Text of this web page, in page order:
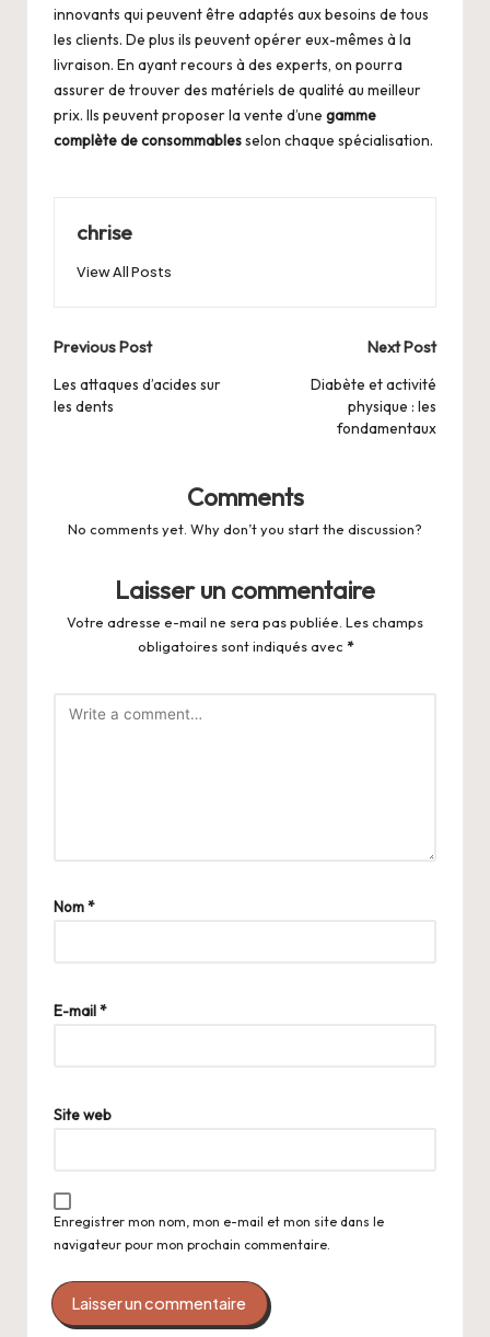
innovants qui peuvent être adaptés aux besoins de tous
les clients. De plus ils peuvent opérer eux-mêmes à la
livraison. En ayant recours à des experts, on pourra
assurer de trouver des matériels de qualité au meilleur
prix. Ils peuvent proposer la vente d’une gamme
complète de consommablesselon chaque spécialisation.
chrise
View All Posts
Post
navigation
Previous Post
Les attaques d’acides sur
les dents
Next Post
Diabète et activité
physique : les
fondamentaux
Comments
No comments yet. Why don’t you start the discussion?
Laisser un commentaire
Votre adresse e-mail ne sera pas publiée. Les champs
obligatoires sont indiqués avec *
Nom*
E-mail*
Site web
Enregistrer mon nom, mon e-mail et mon site dans le
navigateur pour mon prochain commentaire.